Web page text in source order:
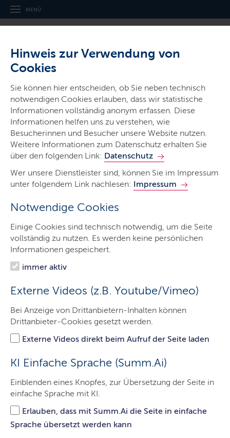
Hinweis zur Verwendung von
Cookies
Sie können hier entscheiden, ob Sie neben technisch
notwendigen Cookies erlauben, dass wir statistische
Informationen vollständig anonym erfassen. Diese
Informationen helfen uns zu verstehen, wie
Besucherinnen und Besucher unsere Website nutzen.
Weitere Informationen zum Datenschutz erhalten Sie
über den folgenden Link: Datenschutz
Wer unsere Dienstleister sind, können Sie im Impressum
unter folgendem Link nachlesen: Impressum
Notwendige Cookies
Einige Cookies sind technisch notwendig, um die Seite
vollständig zu nutzen. Es werden keine persönlichen
Informationen gespeichert.
immer aktiv
Externe Videos (z.B. Youtube/Vimeo)
Bei Anzeige von Drittanbietern-Inhalten können
Drittanbieter-Cookies gesetzt werden.
Externe Videos direkt beim Aufruf der Seite laden
KI Einfache Sprache (Summ.Ai)
Einblenden eines Knopfes, zur Übersetzung der Seite in
einfache Sprache mit KI.
Erlauben, dass mit Summ.Ai die Seite in einfache
Sprache übersetzt werden kann
MENÜ
Landesarbeitsgericht
Schleswig-Holstein
und Arbeitsgerichte
Gerichte & Justizbehörden
Start
Landesarbeitsgericht
Arbeitsgerichte
Presse & Medien
Ausbildung & Beruf
Besucher & Service
Arbeitsgerichte